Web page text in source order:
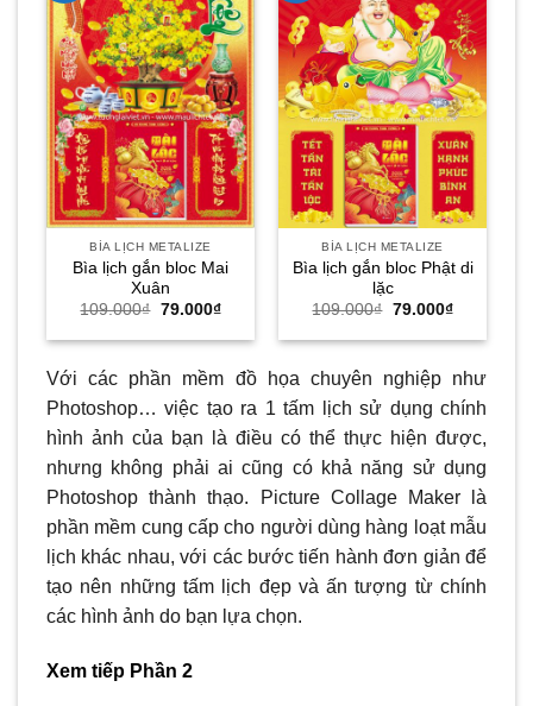
BÌA LỊCH METALIZE
Bìa lịch gắn bloc Mai
Xuân
109.000₫ Giá
là:
79.000₫Giá
tại
79.000₫.
BÌA LỊCH METALIZE
Bìa lịch gắn bloc Phật di
lặc
109.000₫ Giá
là:
79.000₫Giá
tại
79.000₫.
Với các phần mềm đồ họa chuyên nghiệp như
Photoshop… việc tạo ra 1 tấm lịch sử dụng chính
hình ảnh của bạn là điều có thể thực hiện được,
nhưng không phải ai cũng có khả năng sử dụng
Photoshop thành thạo. Picture Collage Maker là
phần mềm cung cấp cho người dùng hàng loạt mẫu
lịch khác nhau, với các bước tiến hành đơn giản để
tạo nên những tấm lịch đẹp và ấn tượng từ chính
các hình ảnh do bạn lựa chọn.
Xem tiếp Phần 2